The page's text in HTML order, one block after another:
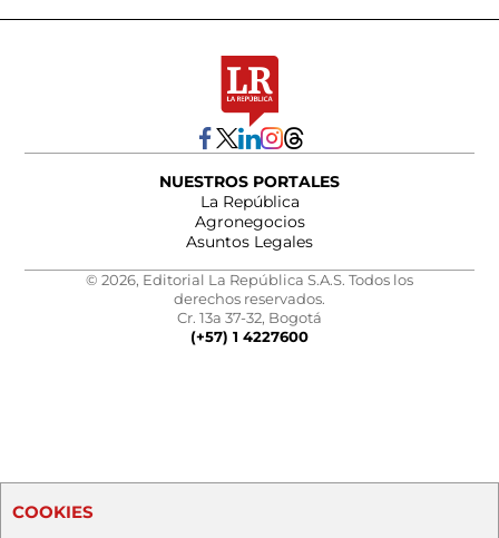
NUESTROS PORTALES
La República
Agronegocios
Asuntos Legales
© 2026, Editorial La República S.A.S. Todos los
derechos reservados.
Cr. 13a 37-32, Bogotá
(+57) 1 4227600
COOKIES